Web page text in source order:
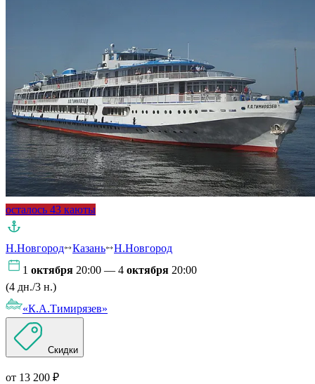
осталось 43 каюты
Н.Новгород Казань
Н.Новгород
1 октября 20:00 — 4 октября 20:00
(4 дн./3 н.)
«К.А.Тимирязев»
Скидки
от 13 200 ₽